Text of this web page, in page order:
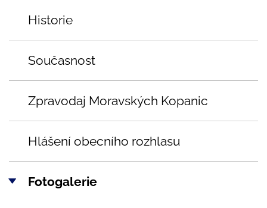
Historie
Současnost
Zpravodaj Moravských Kopanic
Hlášení obecního rozhlasu
Fotogalerie